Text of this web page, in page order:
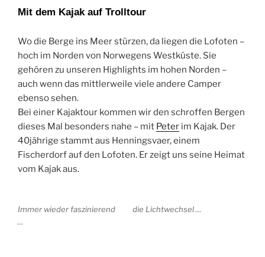
Mit dem Kajak auf Trolltour
Wo die Berge ins Meer stürzen, da liegen die Lofoten –
hoch im Norden von Norwegens Westküste. Sie
gehören zu unseren Highlights im hohen Norden –
auch wenn das mittlerweile viele andere Camper
ebenso sehen.
Bei einer Kajaktour kommen wir den schroffen Bergen
dieses Mal besonders nahe – mit Peter im Kajak. Der
40jährige stammt aus Henningsvaer, einem
Fischerdorf auf den Lofoten. Er zeigt uns seine Heimat
vom Kajak aus.
Immer wieder faszinierend
…
die Lichtwechsel …